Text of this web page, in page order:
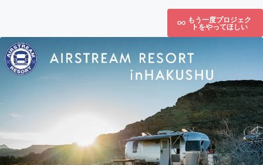
もう一度プロジェク
トをやってほしい